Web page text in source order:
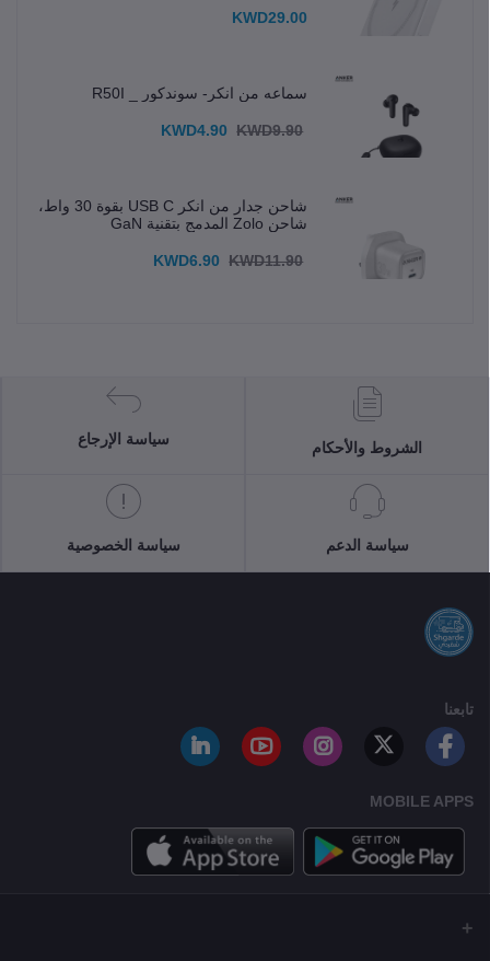
KWD29.00
سماعه من انكر- سوندكور _ R50I
KWD4.90 KWD9.90
شاحن جدار من انكر USB C بقوة 30 واط،
شاحن Zolo المدمج بتقنية GaN
KWD6.90 KWD11.90
الشروط والأحكام
سياسة الإرجاع
سياسة الدعم سياسة الخصوصية
تابعنا
MOBILE APPS